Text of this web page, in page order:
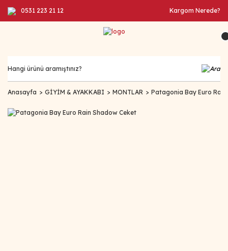
0531 223 21 12 Kargom Nerede?
Anasayfa GİYİM & AYAKKABI MONTLAR Patagonia Bay Euro